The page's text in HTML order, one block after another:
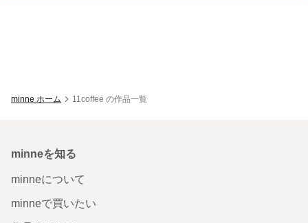
minne ホーム 11coffee の作品一覧
minneを知る
minneについて
minneで買いたい